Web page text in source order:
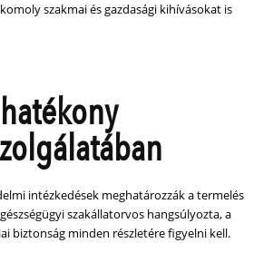
szakmai és gazdasági kihívásokat is
intézkedések meghatározzák a termelés
szakállatorvos hangsúlyozta, a
biztonság minden részletére figyelni kell.